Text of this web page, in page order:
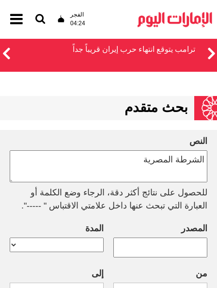
الفجر
04:24
ترامب يتوقع انتهاء حرب إيران قريباً جداً
بحث متقدم
النص
للحصول على نتائج أكثر دقة، الرجاء وضع الكلمة أو
العبارة التي تبحث عنها داخل علامتي الاقتباس " -----".
المصدر المدة
من إلى